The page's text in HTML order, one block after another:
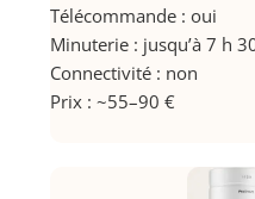
Télécommande : oui
Minuterie : jusqu’à 7 h
Connectivité : non
Prix : ~55–90 €